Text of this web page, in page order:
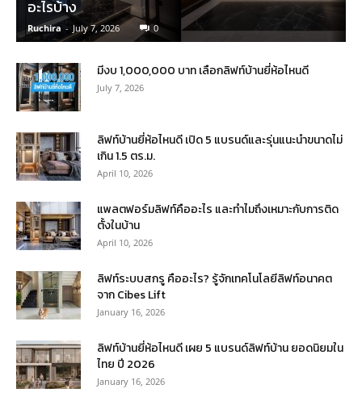
อะไรบ้าง
Ruchira - July 7, 2026 0
มีงบ 1,000,000 บาท เลือกลิฟท์บ้านยี่ห้อไหนดี
July 7, 2026
ลิฟท์บ้านยี่ห้อไหนดี เปิด 5 แบรนด์และรุ่นแนะนำขนาดไม่
เกิน 1.5 ตร.ม.
April 10, 2026
แพลตฟอร์มลิฟท์คืออะไร และทำไมถึงเหมาะกับการติด
ตั้งในบ้าน
April 10, 2026
ลิฟท์ระบบสกรู คืออะไร? รู้จักเทคโนโลยีลิฟท์อนาคต
จาก Cibes Lift
January 16, 2026
ลิฟท์บ้านยี่ห้อไหนดี เผย 5 แบรนด์ลิฟท์บ้าน ยอดนิยมใน
ไทย ปี 2026
January 16, 2026